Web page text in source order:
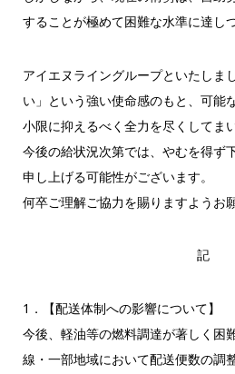
することが極めて困難な水準に達し
アイエヌライングループといたしま
い」という強い使命感のもと、可能
小限に抑えるべく全力を尽くしてま
今後の給状況次第では、やむを得ず
申し上げる可能性がございます。
何卒ご理解ご協力を賜りますようお
記
1．【配送体制への影響について】
今後、軽油等の燃料調達が著しく困
線・一部地域において配送便数の調